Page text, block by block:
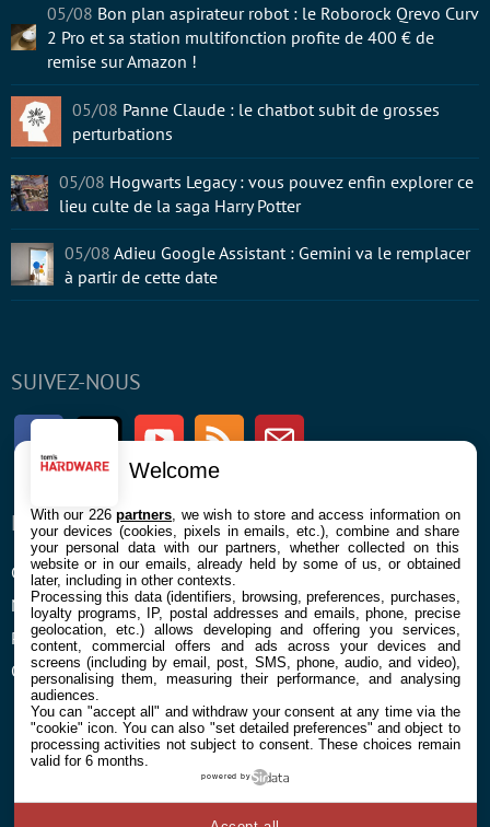
SUIVEZ-NOUS
FacebookTwitter Youtube RSS Newsletter
ENTREPRISE
Confidentialité et Cookies
Mentions légales et CGU
Préférences Cookies
Qui sommes nous
À PROPOS
Contact
05/08 Bon plan aspirateur robot : le Roborock Qrevo Curv
2 Pro et sa station multifonction profite de 400 € de
remise sur Amazon !
05/08 Panne Claude : le chatbot subit de grosses
perturbations
05/08 Hogwarts Legacy : vous pouvez enfin explorer ce
lieu culte de la saga Harry Potter
05/08 Adieu Google Assistant : Gemini va le remplacer
à partir de cette date
Welcome
With our 226partners , we wish to store and access information on
your devices (cookies, pixels in emails, etc.), combine and share
your personal data with our partners, whether collected on this
website or in our emails, already held by some of us, or obtained
later, including in other contexts.
Processing this data (identifiers, browsing, preferences, purchases,
loyalty programs, IP, postal addresses and emails, phone, precise
geolocation, etc.) allows developing and offering you services,
content, commercial offers and ads across your devices and
screens (including by email, post, SMS, phone, audio, and video),
personalising them, measuring their performance, and analysing
audiences.
You can "accept all" and withdraw your consent at any time via the
"cookie" icon. You can also "set detailed preferences" and object to
processing activities not subject to consent. These choices remain
valid for 6 months.
powered by